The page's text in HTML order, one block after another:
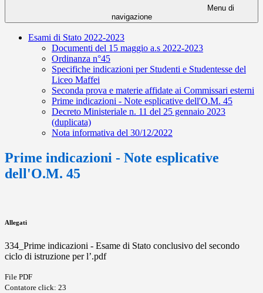
Menu di
navigazione
Esami di Stato 2022-2023
Documenti del 15 maggio a.s 2022-2023
Ordinanza n°45
Specifiche indicazioni per Studenti e Studentesse del
Liceo Maffei
Seconda prova e materie affidate ai Commissari esterni
Prime indicazioni - Note esplicative dell'O.M. 45
Decreto Ministeriale n. 11 del 25 gennaio 2023
(duplicata)
Nota informativa del 30/12/2022
Prime indicazioni - Note esplicative
dell'O.M. 45
Allegati
334_Prime indicazioni - Esame di Stato conclusivo del secondo
ciclo di istruzione per l’.pdf
File PDF
Contatore click: 23